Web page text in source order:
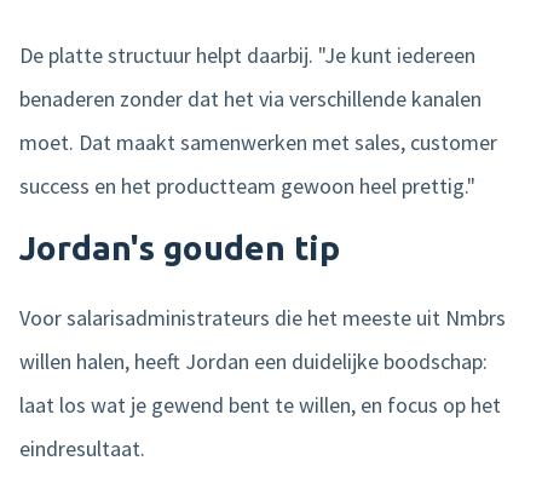
De platte structuur helpt daarbij. "Je kunt iedereen
benaderen zonder dat het via verschillende kanalen
moet. Dat maakt samenwerken met sales, customer
success en het productteam gewoon heel prettig."
Jordan's gouden tip
Voor salarisadministrateurs die het meeste uit Nmbrs
willen halen, heeft Jordan een duidelijke boodschap:
laat los wat je gewend bent te willen, en focus op het
eindresultaat.